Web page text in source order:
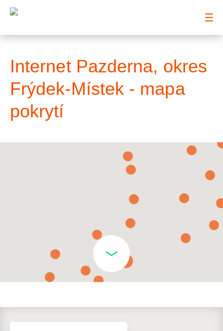
Internet Pazderna, okres
Frýdek-Místek - mapa
pokrytí
: Mapa pokrytí město